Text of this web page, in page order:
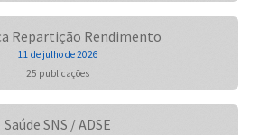
Repartição Rendimento
11 de julho de 2026
25 publicações
Saúde SNS / ADSE